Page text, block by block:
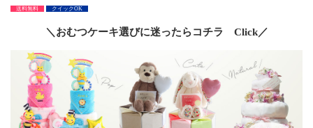
送料無料 クイックOK
＼おむつケーキ選びに迷ったらコチラ Click／